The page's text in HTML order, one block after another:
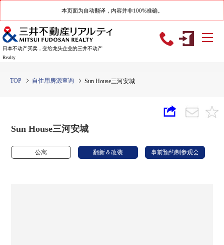
本页面为自动翻译，内容并非100%准确。
日本不动产买卖，交给龙头企业的三井不动产
Realty
TOP 自住用房源查询 Sun House三河安城
Sun House三河安城
公寓 翻新＆改装 事前预约制参观会